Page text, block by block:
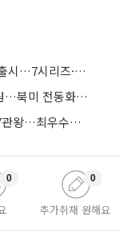
BMW코리아, 8월 온라인 한정판 3종 출시…7시리즈·X7·M340i 투어링
한온시스템, 캐나다 정부서 100억 지원…북미 전동화 시장 가속
현대차·기아, 레드닷 디자인 어워드 17관왕…최우수상 2개 수상
0
추가취재 원해요
0